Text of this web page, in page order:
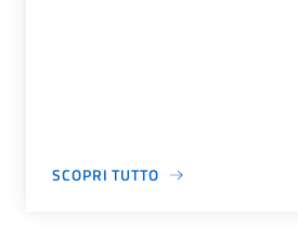
SCOPRI TUTTO